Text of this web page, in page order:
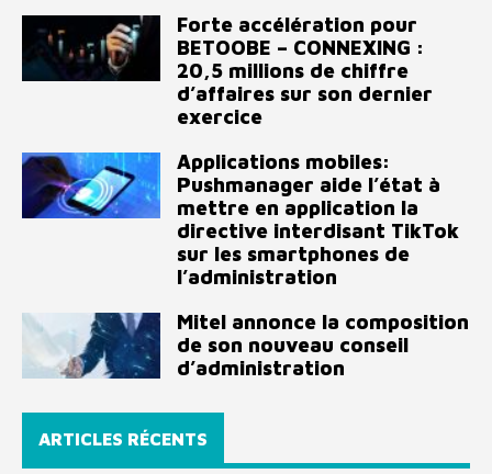
Forte accélération pour
BETOOBE – CONNEXING :
20,5 millions de chiffre
d’affaires sur son dernier
exercice
Applications mobiles:
Pushmanager aide l’état à
mettre en application la
directive interdisant TikTok
sur les smartphones de
l’administration
Mitel annonce la composition
de son nouveau conseil
d’administration
ARTICLES RÉCENTS